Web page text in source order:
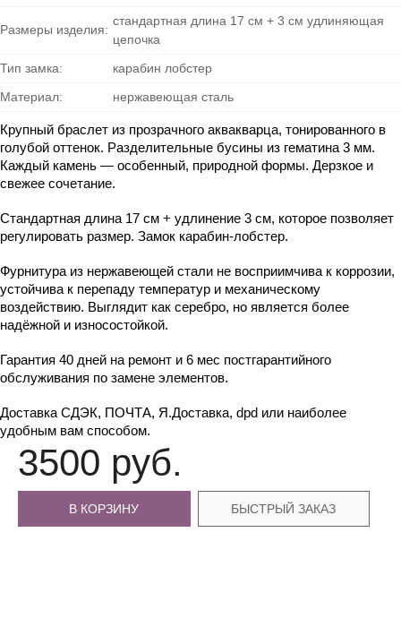
Размеры изделия:
стандартная длина 17 см + 3 см удлиняющая
цепочка
Тип замка:
карабин лобстер
Материал:
нержавеющая сталь
Крупный браслет из прозрачного аквакварца, тонированного в
голубой оттенок. Разделительные бусины из гематина 3 мм.
Каждый камень — особенный, природной формы. Дерзкое и
свежее сочетание.
Стандартная длина 17 см + удлинение 3 см, которое позволяет
регулировать размер. Замок карабин-лобстер.
Фурнитура из нержавеющей стали не восприимчива к коррозии,
устойчива к перепаду температур и механическому
воздействию. Выглядит как серебро, но является более
надёжной и износостойкой.
Гарантия 40 дней на ремонт и 6 мес постгарантийного
обслуживания по замене элементов.
Доставка СДЭК, ПОЧТА, Я.Доставка, dpd или наиболее
удобным вам способом.
3500 руб.
В КОРЗИНУ БЫСТРЫЙ ЗАКАЗ